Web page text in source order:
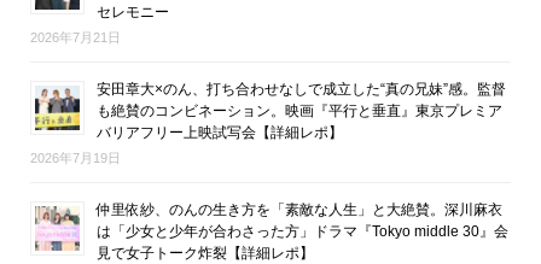
セレモニー
2026年7月21日
安田章大×のん、打ち合わせなしで成立した“真の兄妹”感。監督
も絶賛のコンビネーション。映画『平行と垂直』東京プレミア
バリアフリー上映試写会【詳細レポ】
2026年7月19日
仲里依紗、のんの生き方を「素敵な人生」と大絶賛。深川麻衣
は「少女と少年が合わさった方」ドラマ『Tokyo middle 30』会
見で女子トーク炸裂【詳細レポ】